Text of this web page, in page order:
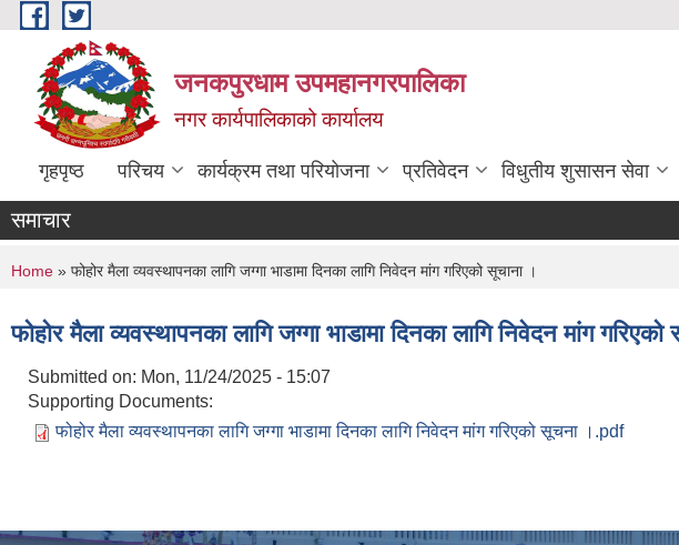
Skip to main content
जनकपुरधाम उपमहानगरपालिका
नगर कार्यपालिकाको कार्यालय
गृहपृष्ठ परिचय कार्यक्रम तथा परियोजना प्रतिवेदन विधुतीय शुसासन सेवा
समाचार
You are here
Home » फोहोर मैला व्यवस्थापनका लागि जग्गा भाडामा दिनका लागि निवेदन मांग गरिएको सूचाना ।
फोहोर मैला व्यवस्थापनका लागि जग्गा भाडामा दिनका लागि निवेदन मांग गरिएको
Submitted on: Mon, 11/24/2025 - 15:07
Supporting Documents:
फोहोर मैला व्यवस्थापनका लागि जग्गा भाडामा दिनका लागि निवेदन मांग गरिएको सूचना ।.pdf